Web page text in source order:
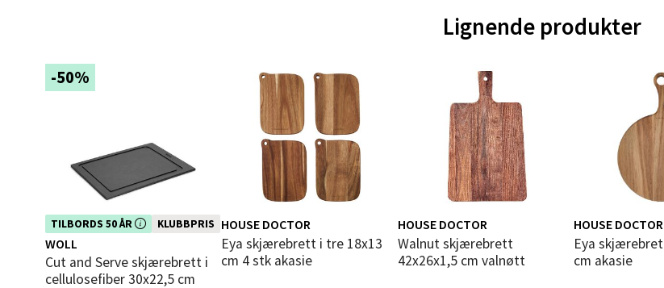
Lignende produkter
-50%
TILBORDS 50 ÅR
Dette produktet er inkludert i vår
kampanje. Benytt deg av rabatten i
dag!
KLUBBPRIS
WOLL
Cut and Serve skjærebrett i
cellulosefiber 30x22,5 cm
HOUSE DOCTOR
Eya skjærebrett i tre 18x13
cm 4 stk akasie
HOUSE DOCTOR
Walnut skjærebrett
42x26x1,5 cm valnøtt
HOUSE DOCTOR
Eya skjærebrett i tre 47x32
cm akasie
Bergen - Oasen Senter
0 i butikk
Oppdal - Aunasenteret
Aunasenteret, Sunndalsvegen 3, 7340 Oppdal
0 i butikk